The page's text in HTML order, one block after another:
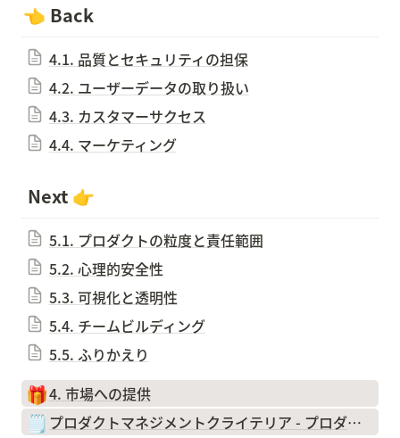
👈 Back
4.1. 品質とセキュリティの担保
4.2. ユーザーデータの取り扱い
4.3. カスタマーサクセス
4.4. マーケティング
Next 👉
5.1. プロダクトの粒度と責任範囲
5.2. 心理的安全性
5.3. 可視化と透明性
5.4. チームビルディング
5.5. ふりかえり
🎁4. 市場への提供
🗒️ プロダクトマネジメントクライテリア - プロダクトをつくるチームのチェックリスト